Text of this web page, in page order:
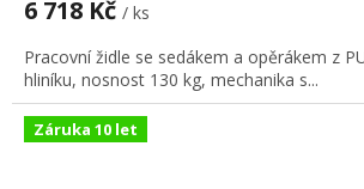
6 718 Kč / ks
Pracovní židle se sedákem a opěrákem z
hliníku, nosnost 130 kg, mechanika s...
Záruka 10 let